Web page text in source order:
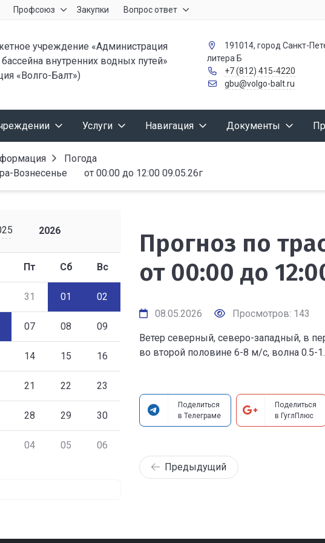
Профсоюз Закупки Вопрос ответ
учреждение «Администрация
внутренних водных путей»
«Волго-Балт»)
191014, город Санкт-
литера Б
+7 (812) 415-4220
gbu@volgo-balt.ru
Услуги Навигация Документы
Погода
Вознесенье от 00:00 до 12:00 09.05.26г
2026
Пт Сб Вс
31 01 02
07 08 09
14 15 16
21 22 23
28 29 30
04 05 06
Прогноз по
от 00:00 до
08.05.2026 Просмотров: 143
Ветер северный, северо-западный, в
во второй половине 6-8 м/с, волна 0.5-
Поделиться
в Телеграме
Поделиться
в ГуглПлюс
Предыдущий